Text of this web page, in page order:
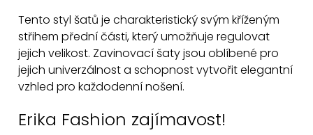
l
á
d
a
í
Tento styl šatů je charakteristický svým kříženým
střihem přední části, který umožňuje regulovat
jejich velikost. Zavinovací šaty jsou oblíbené pro
jejich univerzálnost a schopnost vytvořit elegantní
vzhled pro každodenní nošení.
Erika Fashion zajímavost!